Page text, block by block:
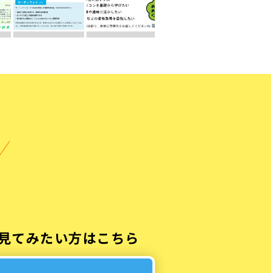
てみたい方はこちら